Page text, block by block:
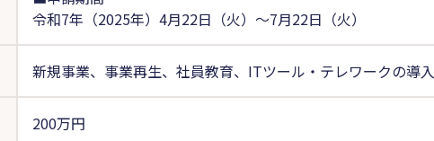
令和7年（2025年）4月22日（火）～7月22日（火）
新規事業、事業再生、社員教育、ITツール・テレワークの導
200万円